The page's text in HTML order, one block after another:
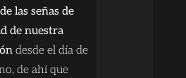
las señas de
de nuestra
desde el día de
de ahí que